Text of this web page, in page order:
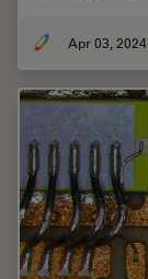
Apr 03, 2024